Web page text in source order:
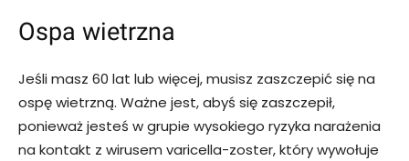
Ospa wietrzna
Jeśli masz 60 lat lub więcej, musisz zaszczepić się na
ospę wietrzną. Ważne jest, abyś się zaszczepił,
ponieważ jesteś w grupie wysokiego ryzyka narażenia
na kontakt z wirusem varicella-zoster, który wywołuje